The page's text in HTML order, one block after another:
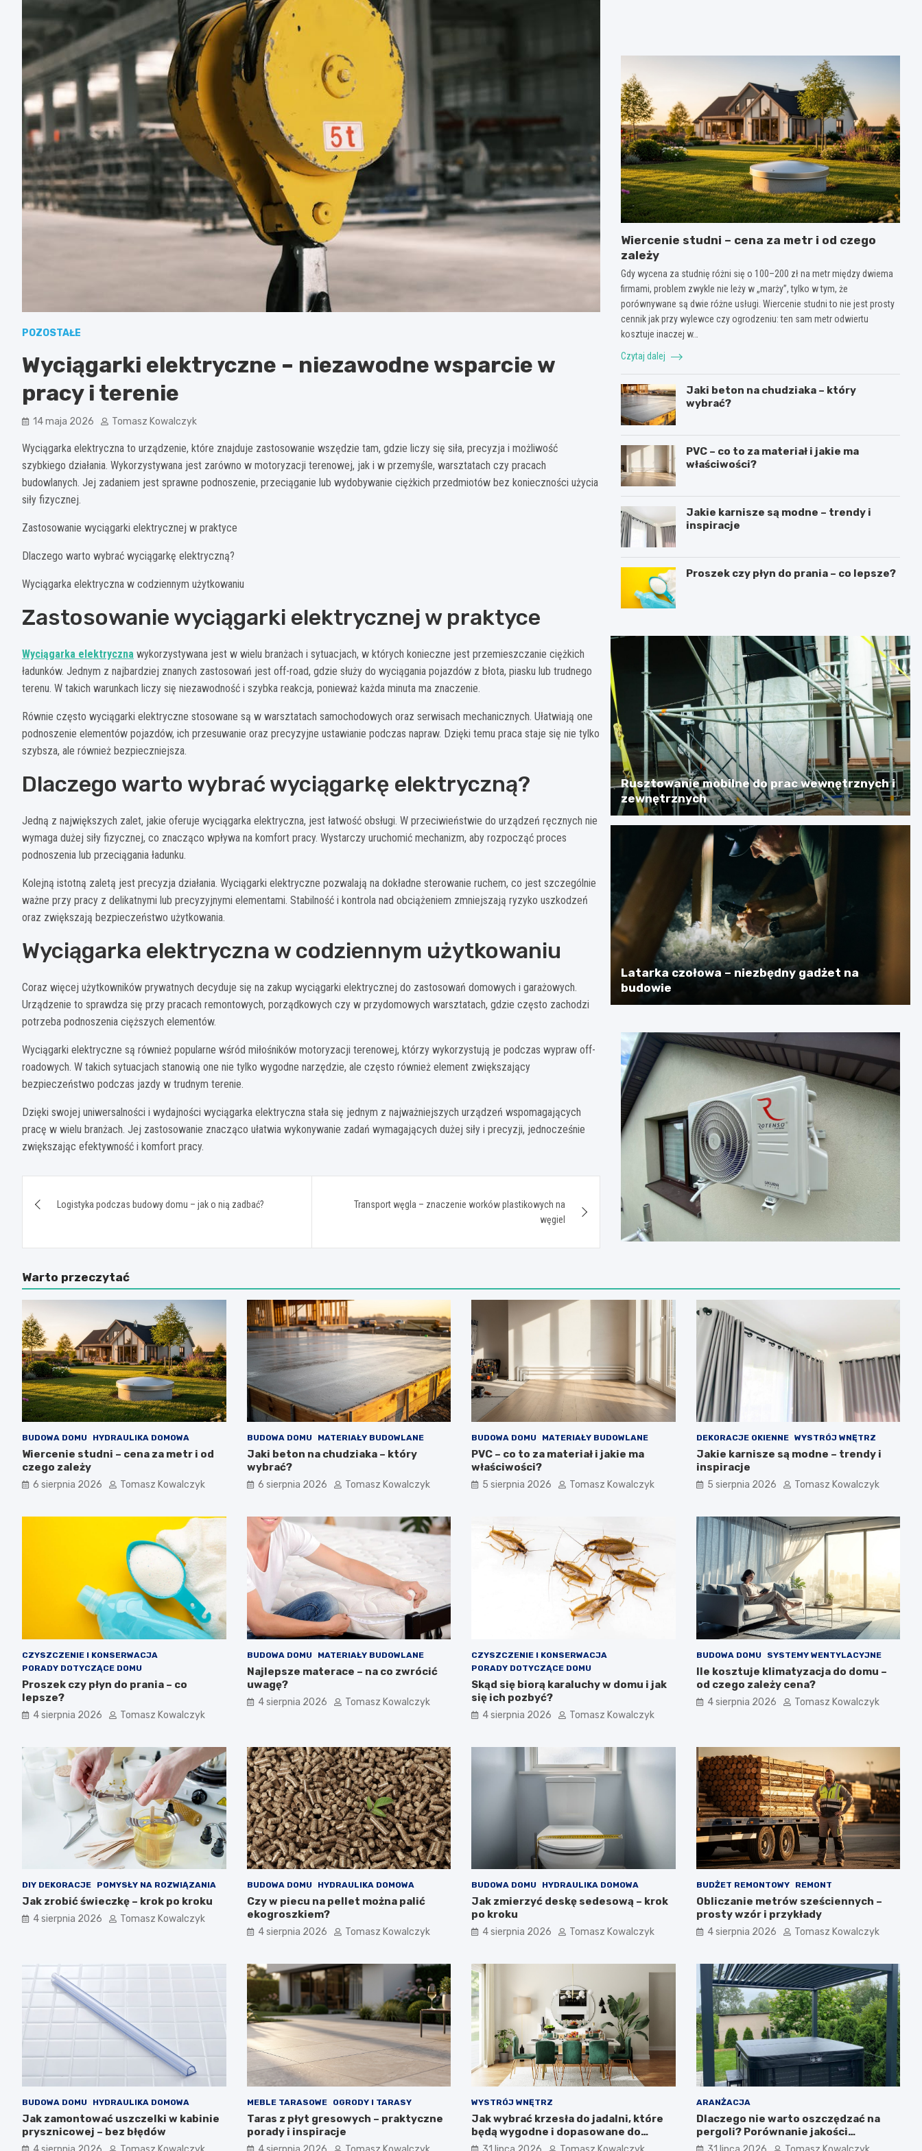
POZOSTAŁE
Wyciągarki elektryczne – niezawodne wsparcie w
pracy i terenie
14 maja 2026 Tomasz Kowalczyk
Wyciągarka elektryczna to urządzenie, które znajduje zastosowanie wszędzie tam, gdzie liczy się siła, precyzja i możliwość
szybkiego działania. Wykorzystywana jest zarówno w motoryzacji terenowej, jak i w przemyśle, warsztatach czy pracach
budowlanych. Jej zadaniem jest sprawne podnoszenie, przeciąganie lub wydobywanie ciężkich przedmiotów bez konieczności użycia
siły fizycznej.
Zastosowanie wyciągarki elektrycznej w praktyce
Dlaczego warto wybrać wyciągarkę elektryczną?
Wyciągarka elektryczna w codziennym użytkowaniu
Zastosowanie wyciągarki elektrycznej w praktyce
Wyciągarka elektryczna wykorzystywana jest w wielu branżach i sytuacjach, w których konieczne jest przemieszczanie ciężkich
ładunków. Jednym z najbardziej znanych zastosowań jest off-road, gdzie służy do wyciągania pojazdów z błota, piasku lub trudnego
terenu. W takich warunkach liczy się niezawodność i szybka reakcja, ponieważ każda minuta ma znaczenie.
Równie często wyciągarki elektryczne stosowane są w warsztatach samochodowych oraz serwisach mechanicznych. Ułatwiają one
podnoszenie elementów pojazdów, ich przesuwanie oraz precyzyjne ustawianie podczas napraw. Dzięki temu praca staje się nie tylko
szybsza, ale również bezpieczniejsza.
Dlaczego warto wybrać wyciągarkę elektryczną?
Jedną z największych zalet, jakie oferuje wyciągarka elektryczna, jest łatwość obsługi. W przeciwieństwie do urządzeń ręcznych nie
wymaga dużej siły fizycznej, co znacząco wpływa na komfort pracy. Wystarczy uruchomić mechanizm, aby rozpocząć proces
podnoszenia lub przeciągania ładunku.
Kolejną istotną zaletą jest precyzja działania. Wyciągarki elektryczne pozwalają na dokładne sterowanie ruchem, co jest szczególnie
ważne przy pracy z delikatnymi lub precyzyjnymi elementami. Stabilność i kontrola nad obciążeniem zmniejszają ryzyko uszkodzeń
oraz zwiększają bezpieczeństwo użytkowania.
Wyciągarka elektryczna w codziennym użytkowaniu
Coraz więcej użytkowników prywatnych decyduje się na zakup wyciągarki elektrycznej do zastosowań domowych i garażowych.
Urządzenie to sprawdza się przy pracach remontowych, porządkowych czy w przydomowych warsztatach, gdzie często zachodzi
potrzeba podnoszenia cięższych elementów.
Wyciągarki elektryczne są również popularne wśród miłośników motoryzacji terenowej, którzy wykorzystują je podczas wypraw off-
roadowych. W takich sytuacjach stanowią one nie tylko wygodne narzędzie, ale często również element zwiększający
bezpieczeństwo podczas jazdy w trudnym terenie.
Dzięki swojej uniwersalności i wydajności wyciągarka elektryczna stała się jednym z najważniejszych urządzeń wspomagających
pracę w wielu branżach. Jej zastosowanie znacząco ułatwia wykonywanie zadań wymagających dużej siły i precyzji, jednocześnie
zwiększając efektywność i komfort pracy.
wpisuLogistyka podczas budowy domu – jak o nią zadbać?
Transport węgla – znaczenie worków plastikowych na
węgiel
Wiercenie studni – cena za metr i od czego
zależy
Gdy wycena za studnię różni się o 100–200 zł na metr między dwiema
firmami, problem zwykle nie leży w „marży”, tylko w tym, że
porównywane są dwie różne usługi. Wiercenie studni to nie jest prosty
cennik jak przy wylewce czy ogrodzeniu: ten sam metr odwiertu
kosztuje inaczej w…
Czytaj dalej
Jaki beton na chudziaka – który
wybrać?
PVC – co to za materiał i jakie ma
właściwości?
Jakie karnisze są modne – trendy i
inspiracje
Proszek czy płyn do prania – co lepsze?
Rusztowanie mobilne do prac wewnętrznych i
zewnętrznych
Latarka czołowa – niezbędny gadżet na
budowie
Warto przeczytać
BUDOWA DOMU HYDRAULIKA DOMOWA
Wiercenie studni – cena za metr i od
czego zależy
6 sierpnia 2026 Tomasz Kowalczyk
BUDOWA DOMU MATERIAŁY BUDOWLANE
Jaki beton na chudziaka – który
wybrać?
6 sierpnia 2026 Tomasz Kowalczyk
BUDOWA DOMU MATERIAŁY BUDOWLANE
PVC – co to za materiał i jakie ma
właściwości?
5 sierpnia 2026 Tomasz Kowalczyk
DEKORACJE OKIENNE WYSTRÓJ WNĘTRZ
Jakie karnisze są modne – trendy i
inspiracje
5 sierpnia 2026 Tomasz Kowalczyk
CZYSZCZENIE I KONSERWACJA
PORADY DOTYCZĄCE DOMU
Proszek czy płyn do prania – co
lepsze?
4 sierpnia 2026 Tomasz Kowalczyk
BUDOWA DOMU MATERIAŁY BUDOWLANE
Najlepsze materace – na co zwrócić
uwagę?
4 sierpnia 2026 Tomasz Kowalczyk
CZYSZCZENIE I KONSERWACJA
PORADY DOTYCZĄCE DOMU
Skąd się biorą karaluchy w domu i jak
się ich pozbyć?
4 sierpnia 2026 Tomasz Kowalczyk
BUDOWA DOMU SYSTEMY WENTYLACYJNE
Ile kosztuje klimatyzacja do domu –
od czego zależy cena?
4 sierpnia 2026 Tomasz Kowalczyk
DIY DEKORACJE POMYSŁY NA ROZWIĄZANIA
Jak zrobić świeczkę – krok po kroku
4 sierpnia 2026 Tomasz Kowalczyk
BUDOWA DOMU HYDRAULIKA DOMOWA
Czy w piecu na pellet można palić
ekogroszkiem?
4 sierpnia 2026 Tomasz Kowalczyk
BUDOWA DOMU HYDRAULIKA DOMOWA
Jak zmierzyć deskę sedesową – krok
po kroku
4 sierpnia 2026 Tomasz Kowalczyk
BUDŻET REMONTOWY REMONT
Obliczanie metrów sześciennych –
prosty wzór i przykłady
4 sierpnia 2026 Tomasz Kowalczyk
BUDOWA DOMU HYDRAULIKA DOMOWA
Jak zamontować uszczelki w kabinie
prysznicowej – bez błędów
MEBLE TARASOWE OGRODY I TARASY
Taras z płyt gresowych – praktyczne
porady i inspiracje
WYSTRÓJ WNĘTRZ
Jak wybrać krzesła do jadalni, które
będą wygodne i dopasowane do
wnętrza?
ARANŻACJA
Dlaczego nie warto oszczędzać na
pergoli? Porównanie jakości
PergoNova z produktami z marketu